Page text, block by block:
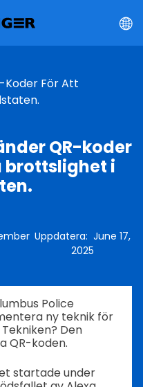
Koder För Att
QR-koder
brottslighet i
Uppdatera:June 17,
2025
Police
ny teknik för
Den
QR-koden.
startade under